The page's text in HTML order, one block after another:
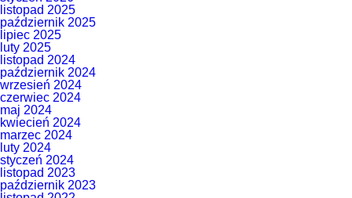
listopad 2025
październik 2025
lipiec 2025
luty 2025
listopad 2024
październik 2024
wrzesień 2024
czerwiec 2024
maj 2024
kwiecień 2024
marzec 2024
luty 2024
styczeń 2024
listopad 2023
październik 2023